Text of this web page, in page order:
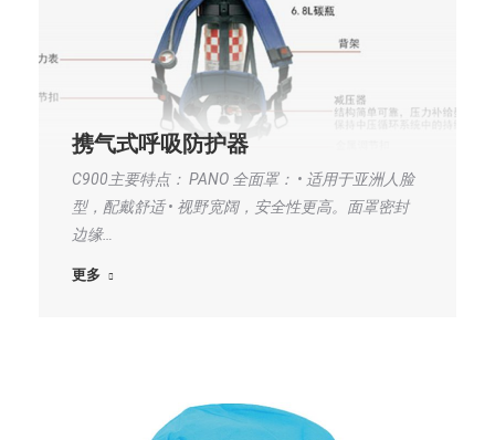
携气式呼吸防护器
C900主要特点： PANO 全面罩： • 适用于亚洲人脸
型，配戴舒适 • 视野宽阔，安全性更高。面罩密封
边缘…
更多